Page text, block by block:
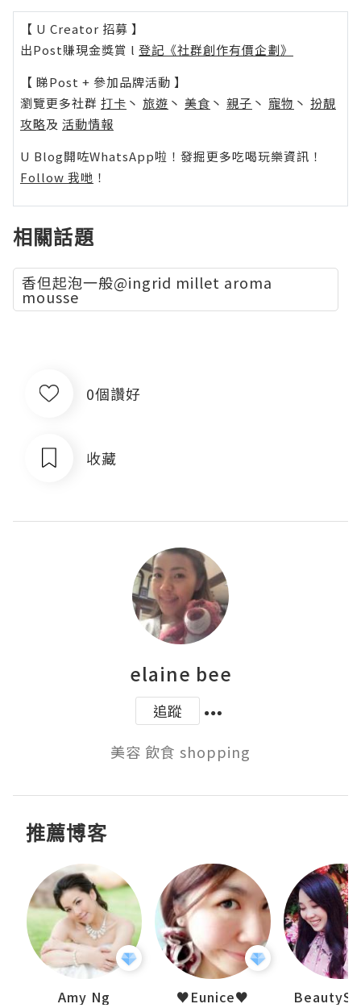
【 U Creator 招募 】
出Post賺現金獎賞 l 登記《社群創作有價企劃》
【 睇Post + 參加品牌活動 】
瀏覽更多社群 打卡 丶 旅遊 丶 美食 丶 親子 丶 寵物 丶 扮靚
攻略及 活動情報
U Blog開咗WhatsApp啦！發掘更多吃喝玩樂資訊！
Follow 我哋 ！
相關話題
香但起泡一般@ingrid millet aroma
mousse
0個讚好
收藏
elaine bee
追蹤
美容 飲食 shopping
推薦博客
Amy Ng ♥Eunice♥